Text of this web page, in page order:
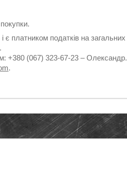
є платником податків на загальних
+380 (067) 323-67-23 – Олександр.
.